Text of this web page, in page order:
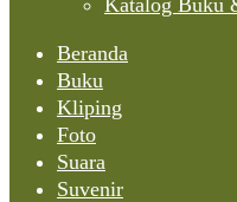
Katalog Buku
Beranda
Buku
Kliping
Foto
Suara
Suvenir